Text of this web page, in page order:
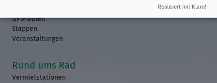
GPS-Daten
Etappen
Veranstaltungen
Rund ums Rad
Vermietstationen
Realisiert mit Klaro!